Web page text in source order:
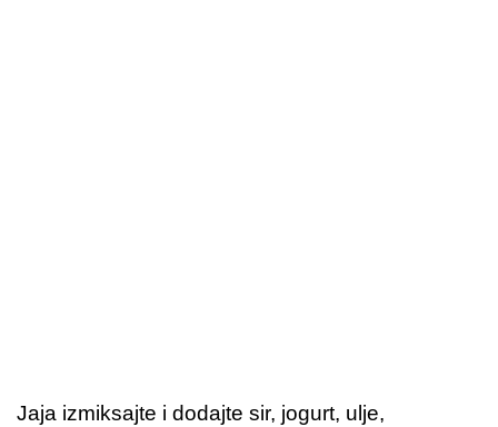
Jaja izmiksajte i dodajte sir, jogurt, ulje,